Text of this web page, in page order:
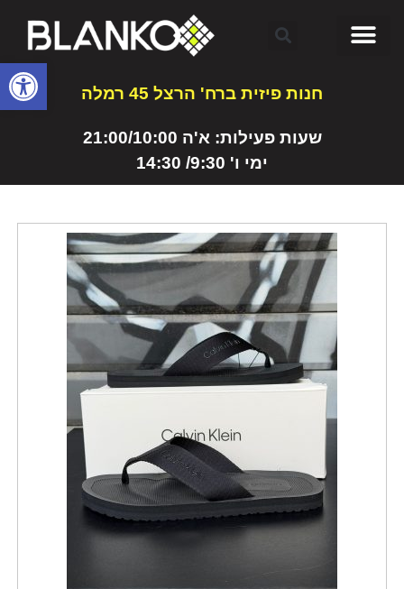
חנות פיזית ברח' הרצל 45 רמלה
שעות פעילות: א'ה 21:00/10:00
ימי ו' 9:30/ 14:30